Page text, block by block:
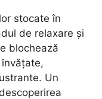
stocate în
de relaxare și
blochează
Un